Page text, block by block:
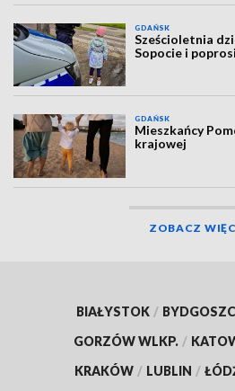
GDAŃSK
Sześcioletnia
Sopocie i
GDAŃSK
Mieszkańcy
krajowej
ZOBACZ
BIAŁYSTOK /
GORZÓW WLKP. /
KRAKÓW / LUBLIN /